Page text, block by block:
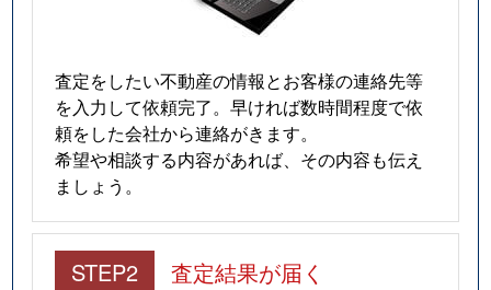
査定をしたい不動産の情報とお客様の連絡先等
を入力して依頼完了。早ければ数時間程度で依
頼をした会社から連絡がきます。
希望や相談する内容があれば、その内容も伝え
ましょう。
STEP2 査定結果が届く